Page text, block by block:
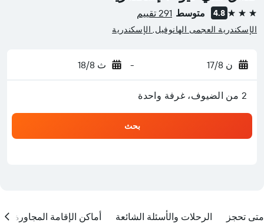
3 نجوم 4.8 متوسط 291 تقييم
الإسكندرية العجمى الهانوفيل, الإسكندرية
ن 17/8 - ث 18/8
2 من الضيوف، غرفة واحدة
بحث
متى تحجز الرحلات والأسئلة الشائعة أماكن الإقامة المجاورة